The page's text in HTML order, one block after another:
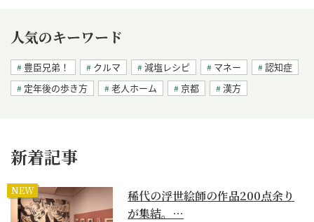
人気のキーワード
豊臣兄弟！ クルマ 減塩レシピ マネー
認知症
定年後の歩き方
老人ホーム 京都 漢方
新着記事
NEW
稀代の浮世絵師の作品200点余り
が集結。…